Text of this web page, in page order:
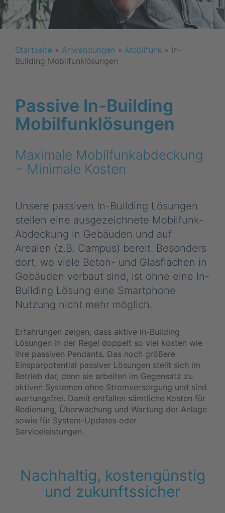
Startseite » Anwendungen » Mobilfunk » In-
Building Mobilfunklösungen
Passive In-Building
Mobilfunklösungen
Maximale Mobilfunkabdeckung
− Minimale Kosten
Unsere passiven In-Building Lösungen
stellen eine ausgezeichnete Mobilfunk-
Abdeckung in Gebäuden und auf
Arealen (z.B. Campus) bereit. Besonders
dort, wo viele Beton- und Glasflächen in
Gebäuden verbaut sind, ist ohne eine In-
Building Lösung eine Smartphone
Nutzung nicht mehr möglich.
Erfahrungen zeigen, dass aktive In-Building
Lösungen in der Regel doppelt so viel kosten wie
ihre passiven Pendants. Das noch größere
Einsparpotential passiver Lösungen stellt sich im
Betrieb dar, denn sie arbeiten im Gegensatz zu
aktiven Systemen ohne Stromversorgung und sind
wartungsfrei. Damit entfallen sämtliche Kosten für
Bedienung, Überwachung und Wartung der Anlage
sowie für System-Updates oder
Serviceleistungen.
Nachhaltig, kostengünstig
und zukunftssicher